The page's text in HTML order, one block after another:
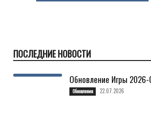
ПОСЛЕДНИЕ НОВОСТИ
Обновление Игры
Обновления 22.07.2026